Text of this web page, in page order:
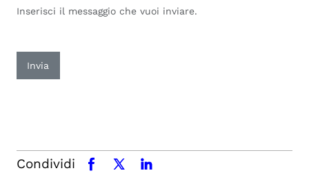
Inserisci il messaggio che vuoi inviare.
Invia
Condividi facebookx.comlinkedin